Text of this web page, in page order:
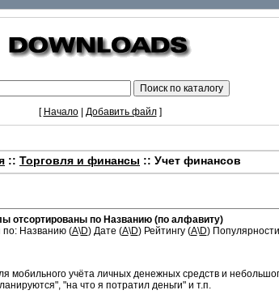
[ Начало| Добавить файл]
:: Торговля и финансы :: Учет финансов
отсортированы по Названию (по алфавиту)
Названию (A\D) Дате (A\D) Рейтингу (A\D)
учёта личных денежных средств и
"на что я потратил деньги" и т.п.